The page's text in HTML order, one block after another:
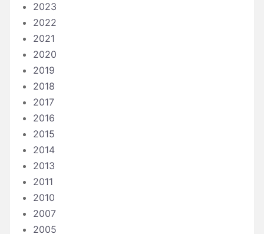
2023
2022
2021
2020
2019
2018
2017
2016
2015
2014
2013
2011
2010
2007
2005